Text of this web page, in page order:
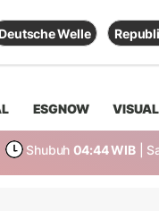
Deutsche Welle
ESGNOW VISUAL
Shubuh 04:44 WIB |